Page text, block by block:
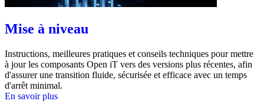
Mise à niveau
Instructions, meilleures pratiques et conseils techniques pour mettre
à jour les composants Open iT vers des versions plus récentes, afin
d'assurer une transition fluide, sécurisée et efficace avec un temps
d'arrêt minimal.
En savoir plus